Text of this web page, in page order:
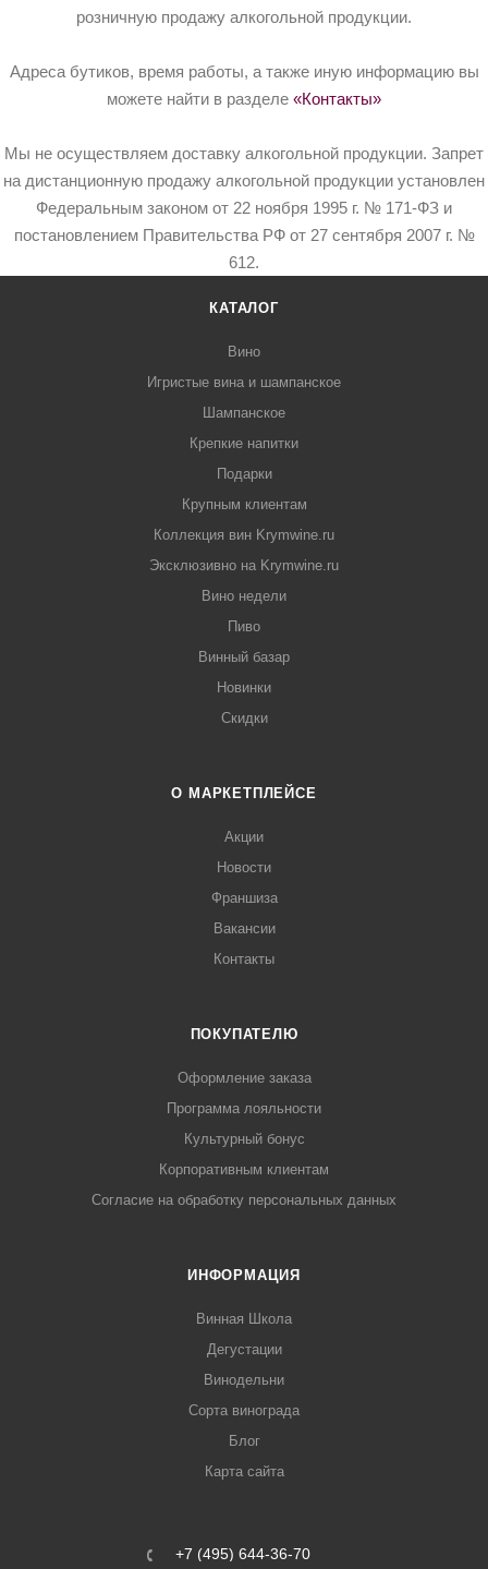
розничную продажу алкогольной продукции.
Адреса бутиков, время работы, а также иную информацию вы
можете найти в разделе «Контакты»
Мы не осуществляем доставку алкогольной продукции. Запрет
на дистанционную продажу алкогольной продукции установлен
Федеральным законом от 22 ноября 1995 г. № 171-ФЗ и
постановлением Правительства РФ от 27 сентября 2007 г. №
612.
КАТАЛОГ
Вино
Игристые вина и шампанское
Шампанское
Крепкие напитки
Подарки
Крупным клиентам
Коллекция вин Krymwine.ru
Эксклюзивно на Krymwine.ru
Вино недели
Пиво
Винный базар
Новинки
Скидки
О МАРКЕТПЛЕЙСЕ
Акции
Новости
Франшиза
Вакансии
Контакты
ПОКУПАТЕЛЮ
Оформление заказа
Программа лояльности
Культурный бонус
Корпоративным клиентам
Согласие на обработку персональных данных
ИНФОРМАЦИЯ
Винная Школа
Дегустации
Винодельни
Сорта винограда
Блог
Карта сайта
+7 (495) 644-36-70